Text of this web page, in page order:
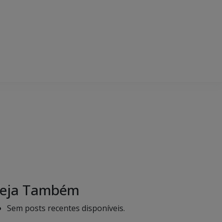
Também
Sem posts recentes disponíveis.